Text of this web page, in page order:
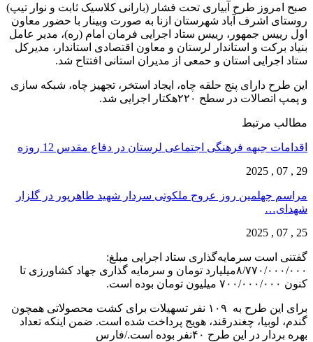
صبح امروز طرح آبیاری تحت فشار (بارانی کلاسیک ثابت و نوار تیپ)
روستای اشرف آباد شهرستان ازنا به صورت وبینار با حضور معاون
اول رییس جمهور، رییس ستاد اجرایی فرمان امام (ره)، مدیر عامل
بنیاد برکت و استاندار لرستان و معاون اقتصادی استاندار، مدیرکل
ستاد اجرایی استان و حمعی از مدیران استانی افتتاح شد.
این طرح دارای پنج حلقه چاه، ایجاد استخر، تجهیز چاه، شبکه سازی
و پمپ اتصالات در سطح ۲۲۰هکتار اجرایی شد.
مطالب مرتبط
اقدامات جبهه فرهنگی اجتماعی لرستان در دفاع مقدس 12 روزه
29 , 07 , 2025
مراسم چهلمین روز عروج ملکوتی سردار شهید طاهرپور در گلزار
شهدای…
25 , 07 , 2025
گفتنی است سرمایه‌گذاری ستاد اجرایی مبلغ:
۸/۷۷۰/۰۰۰/۰۰۰میلیارد تومان و سرمایه گذاری جهاد کشاورزی تا
کنون ۷۰۰/۰۰۰/۰۰۰ میلیون تومان بوده است.
برای این طرح به ۱۰۹ نفر تسهیلات برای کشت محصولاتی همچون
گندم، لوبیا، چغندرقند، هویج پرداخت شده است. ضمن اینکه تعداد
بهره بردار در این طرح ۴۰نفر بوده است./فارس